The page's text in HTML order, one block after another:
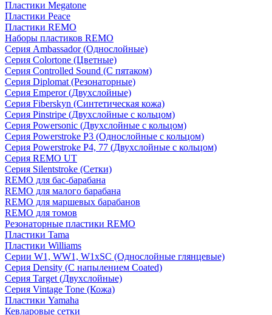
Пластики Megatone
Пластики Peace
Пластики REMO
Наборы пластиков REMO
Серия Ambassador (Однослойные)
Серия Colortone (Цветные)
Серия Controlled Sound (С пятаком)
Серия Diplomat (Резонаторные)
Серия Emperor (Двухслойные)
Серия Fiberskyn (Синтетическая кожа)
Серия Pinstripe (Двухслойные с кольцом)
Серия Powersonic (Двухслойные с кольцом)
Серия Powerstroke P3 (Однослойные с кольцом)
Серия Powerstroke P4, 77 (Двухслойные с кольцом)
Серия REMO UT
Серия Silentstroke (Сетки)
REMO для бас-барабана
REMO для малого барабана
REMO для маршевых барабанов
REMO для томов
Резонаторные пластики REMO
Пластики Tama
Пластики Williams
Серии W1, WW1, W1xSC (Однослойные глянцевые)
Серия Density (C напылением Coated)
Серия Target (Двухслойные)
Серия Vintage Tone (Кожа)
Пластики Yamaha
Кевларовые сетки